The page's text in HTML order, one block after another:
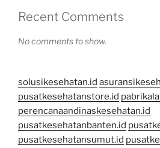
Recent Comments
No comments to show.
solusikesehatan.id
pusatkesehatanstore.id
perencanaandinaskesehatan.id
pusatkesehatanbanten.id
pusatkesehatansumut.id